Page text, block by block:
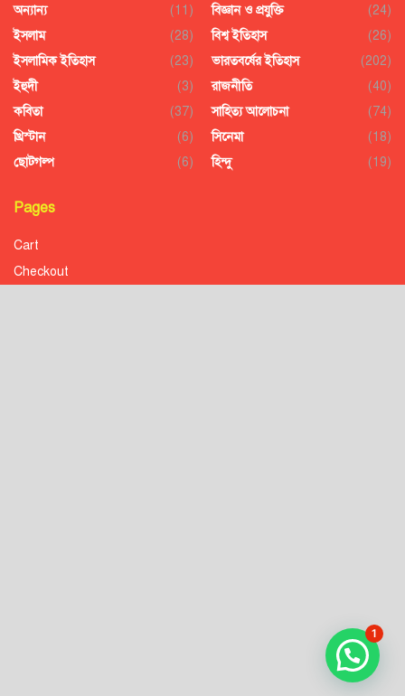
অন্যান্য
(11)
ইসলাম
(28)
ইসলামিক ইতিহাস
(23)
ইহুদী
(3)
কবিতা
(37)
খ্রিস্টান
(6)
ছোটগল্প
(6)
বিজ্ঞান ও প্রযুক্তি
(24)
বিশ্ব ইতিহাস
(26)
ভারতবর্ষের ইতিহাস
(202)
রাজনীতি
(40)
সাহিত্য আলোচনা
(74)
সিনেমা
(18)
হিন্দু
(19)
Pages
Cart
Checkout
1